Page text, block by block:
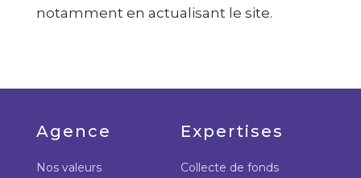
notamment en actualisant le site.
Agence
Nos valeurs
Expertises
Collecte de fonds